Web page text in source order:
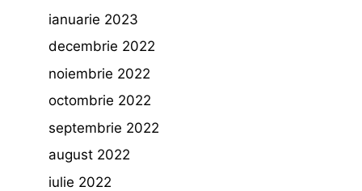
ianuarie 2023
decembrie 2022
noiembrie 2022
octombrie 2022
septembrie 2022
august 2022
iulie 2022